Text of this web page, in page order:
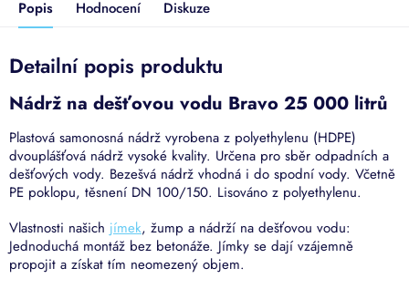
Popis Hodnocení Diskuze
Detailní popis produktu
Nádrž na dešťovou vodu Bravo 25 000 litrů
Plastová samonosná nádrž vyrobena z polyethylenu (HDPE)
dvouplášťová nádrž vysoké kvality. Určena pro sběr odpadních a
dešťových vody. Bezešvá nádrž vhodná i do spodní vody. Včetně
PE poklopu, těsnení DN 100/150. Lisováno z polyethylenu.
Vlastnosti našich jímek, žump a nádrží na dešťovou vodu:
Jednoduchá montáž bez betonáže. Jímky se dají vzájemně
propojit a získat tím neomezený objem.